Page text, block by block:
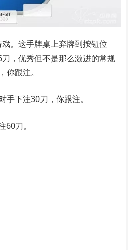
。这手牌桌上弃牌到按钮位
，优秀但不是那么激进的常规
你跟注。
下注30刀，你跟注。
刀。